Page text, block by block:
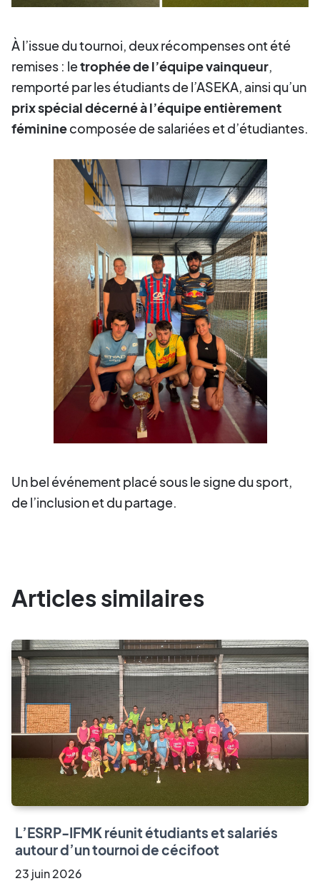
À l’issue du tournoi, deux récompenses ont été
remises : letrophée de l’équipe vainqueur,
remporté par les étudiants de l’ASEKA, ainsi qu’un
prix spécial décerné à l’équipe entièrement
fémininecomposée de salariées et d’étudiantes.
Un bel événement placé sous le signe du sport,
de l’inclusion et du partage.
Articles similaires
L’ESRP-IFMK réunit étudiants et salariés
autour d’un tournoi de cécifoot
23 juin2026